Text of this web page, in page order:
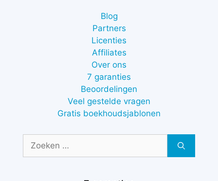
Blog
Partners
Licenties
Affiliates
Over ons
7 garanties
Beoordelingen
Veel gestelde vragen
Gratis boekhoudsjablonen
Zoek